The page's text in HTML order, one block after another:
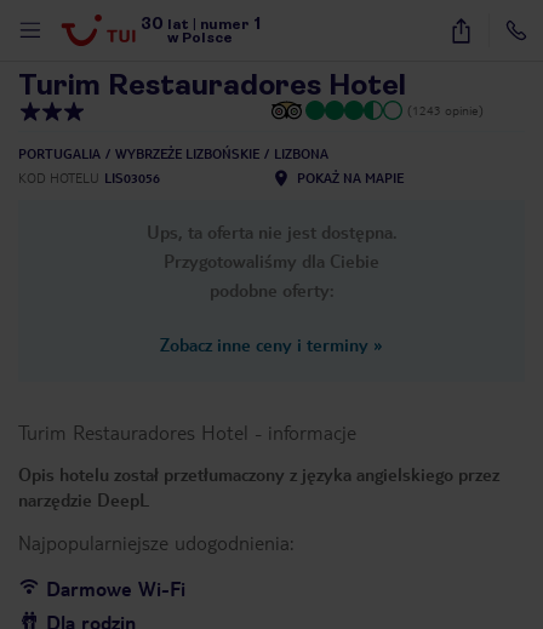
30 lat numer 1
w Polsce
21
Turim Restauradores Hotel
(1243 opinie)
PORTUGALIA WYBRZEŻE LIZBOŃSKIE
LIZBONA
KOD HOTELU LIS03056 POKAŻ NA MAPIE
Ups, ta oferta nie jest dostępna.
Przygotowaliśmy dla Ciebie
podobne oferty:
Zobacz inne ceny i terminy »
Turim Restauradores Hotel - informacje
Opis hotelu został przetłumaczony z języka angielskiego przez
narzędzie DeepL
Najpopularniejsze udogodnienia:
Darmowe Wi-Fi
Dla rodzin